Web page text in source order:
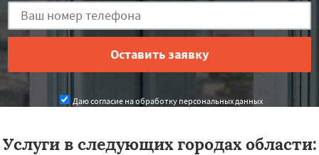
Даю согласие на обработку персональных данных
Услуги в следующих городах области: